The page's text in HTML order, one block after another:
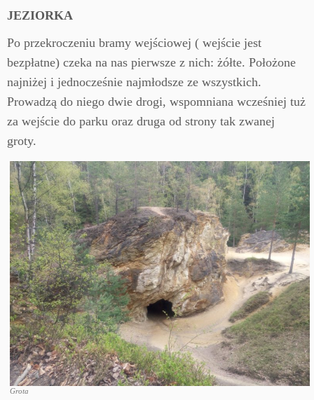
JEZIORKA
Po przekroczeniu bramy wejściowej ( wejście jest
bezpłatne) czeka na nas pierwsze z nich: żółte. Położone
najniżej i jednocześnie najmłodsze ze wszystkich.
Prowadzą do niego dwie drogi, wspomniana wcześniej tuż
za wejście do parku oraz druga od strony tak zwanej
groty.
Grota